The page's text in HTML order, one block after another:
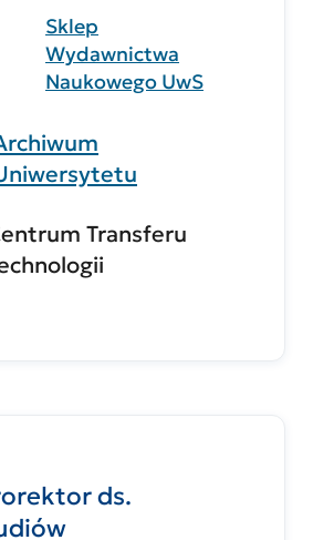
Sklep
Wydawnictwa
Naukowego UwS
Transferu
ds.